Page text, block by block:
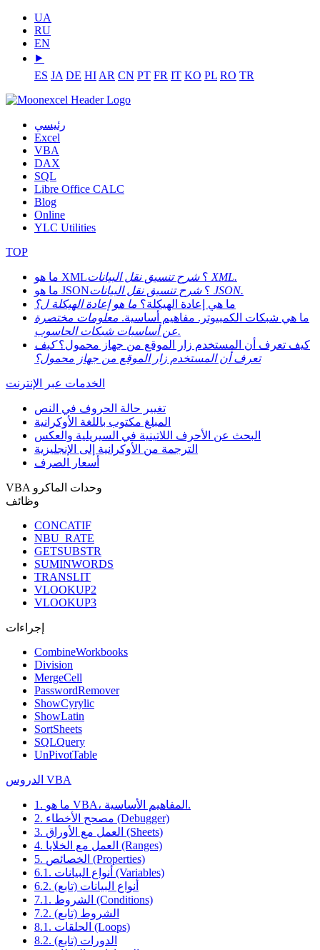
UA
RU
EN
⯈
ES JA DE HI AR CN PT FR IT KO PL RO TR
رئيسي
Excel
VBA
DAX
SQL
Libre Office CALC
Blog
Online
YLC Utilities
TOP
ما هو XML؟ شرح تنسيق نقل البيانات XML.
ما هو JSON؟ شرح تنسيق نقل البيانات JSON.
ما هي إعادة الهيكلة؟ ما هو إعادة الهيكلة ل؟
ما هي شبكات الكمبيوتر. مفاهيم أساسية. معلومات مختصرة
عن أساسيات شبكات الحاسوب.
كيف تعرف أن المستخدم زار الموقع من جهاز محمول؟كيف
تعرف أن المستخدم زار الموقع من جهاز محمول؟
الخدمات عبر الإنترنت
تغيير حالة الحروف في النص
المبلغ مكتوب باللغة الأوكرانية
البحث عن الأحرف اللاتينية في السيريلية والعكس
الترجمة من الأوكرانية إلى الإنجليزية
أسعار الصرف
VBA وحدات الماكرو
وظائف
CONCATIF
NBU_RATE
GETSUBSTR
SUMINWORDS
TRANSLIT
VLOOKUP2
VLOOKUP3
إجراءات
CombineWorkbooks
Division
MergeCell
PasswordRemover
ShowCyrylic
ShowLatin
SortSheets
SQLQuery
UnPivotTable
الدروس VBA
1. ما هو VBA، المفاهيم الأساسية.
2. مصحح الأخطاء (Debugger)
3. العمل مع الأوراق (Sheets)
4. العمل مع الخلايا (Ranges)
5. الخصائص (Properties)
6.1. أنواع البيانات (Variables)
6.2. أنواع البيانات (تابع)
7.1. الشروط (Conditions)
7.2. الشروط (تابع)
8.1. الحلقات (Loops)
8.2. الدورات (تابع)